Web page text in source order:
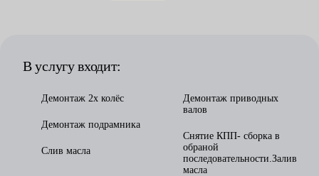
В услугу входит:
Демонтаж 2х колёс
Демонтаж подрамника
Слив масла
Демонтаж приводных
валов
Снятие КПП- сборка в
обраной
последовательности.Залив
масла